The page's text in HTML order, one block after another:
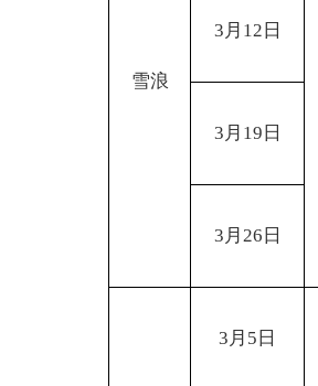
雪浪
3 月12日
3 月19日
3 月26日
3 月5日